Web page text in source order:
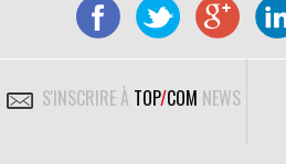
S'INSCRIRE À TOP/COM NEWS